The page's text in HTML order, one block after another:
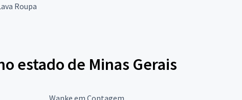
Roupa
estado de Minas Gerais
Wanke em Contagem